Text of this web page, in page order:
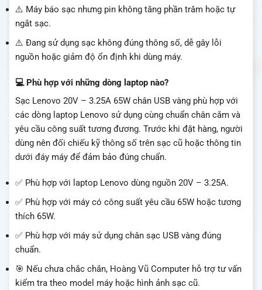
⚠️ Máy báo sạc nhưng pin không tăng phần trăm hoặc tự
ngắt sạc.
⚠️ Đang sử dụng sạc không đúng thông số, dễ gây lỗi
nguồn hoặc giảm độ ổn định khi dùng máy.
💻 Phù hợp với những dòng laptop nào?
Sạc Lenovo 20V – 3.25A 65W chân USB vàng phù hợp với
các dòng laptop Lenovo sử dụng cùng chuẩn chân cắm và
yêu cầu công suất tương đương. Trước khi đặt hàng, người
dùng nên đối chiếu kỹ thông số trên sạc cũ hoặc thông tin
dưới đáy máy để đảm bảo đúng chuẩn.
✅ Phù hợp với laptop Lenovo dùng nguồn 20V – 3.25A.
✅ Phù hợp với máy có công suất yêu cầu 65W hoặc tương
thích 65W.
✅ Phù hợp với máy sử dụng chân sạc USB vàng đúng
chuẩn.
🎯 Nếu chưa chắc chắn, Hoàng Vũ Computer hỗ trợ tư vấn
kiểm tra theo model máy hoặc hình ảnh sạc cũ.